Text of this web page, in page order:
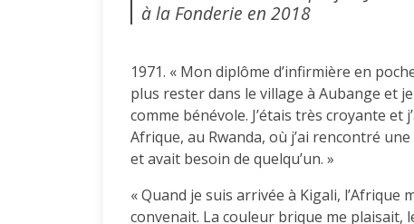
à la Fonderie en 2018
1971. « Mon diplôme d’infirmière en
plus rester dans le village à Aubange et
comme bénévole. J’étais très croyante et
Afrique, au Rwanda, où j’ai rencontré
et avait besoin de quelqu’un. »
« Quand je suis arrivée à Kigali, l’Afrique
convenait. La couleur brique me plaisait,